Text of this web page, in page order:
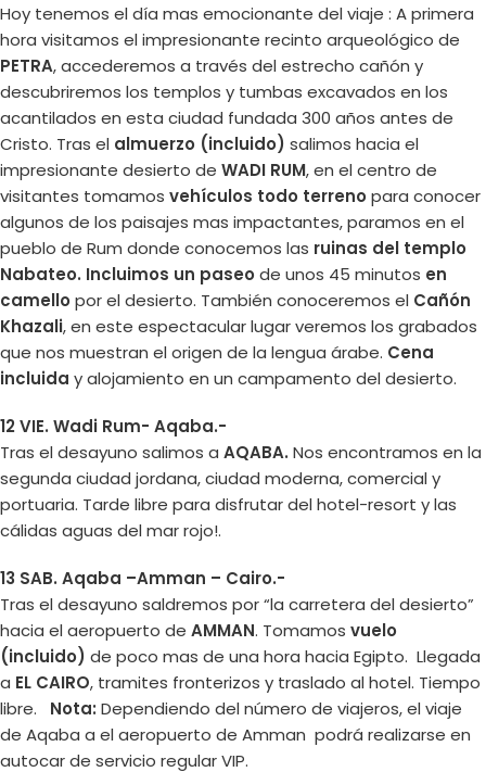
Hoy tenemos el día mas emocionante del viaje : A primera
hora visitamos el impresionante recinto arqueológico de
PETRA, accederemos a través del estrecho cañón y
descubriremos los templos y tumbas excavados en los
acantilados en esta ciudad fundada 300 años antes de
Cristo. Tras el almuerzo (incluido) salimos hacia el
impresionante desierto de WADI RUM, en el centro de
visitantes tomamos vehículos todo terreno para conocer
algunos de los paisajes mas impactantes, paramos en el
pueblo de Rum donde conocemos las ruinas del templo
Nabateo. Incluimos un paseo de unos 45 minutos en
camello por el desierto. También conoceremos el Cañón
Khazali, en este espectacular lugar veremos los grabados
que nos muestran el origen de la lengua árabe. Cena
incluida y alojamiento en un campamento del desierto.
12 VIE. Wadi Rum- Aqaba.-
Tras el desayuno salimos a AQABA. Nos encontramos en la
segunda ciudad jordana, ciudad moderna, comercial y
portuaria. Tarde libre para disfrutar del hotel-resort y las
cálidas aguas del mar rojo!.
13 SAB. Aqaba –Amman – Cairo.-
Tras el desayuno saldremos por “la carretera del desierto”
hacia el aeropuerto de AMMAN. Tomamos vuelo
(incluido) de poco mas de una hora hacia Egipto. Llegada
a EL CAIRO, tramites fronterizos y traslado al hotel. Tiempo
libre. Nota: Dependiendo del número de viajeros, el viaje
de Aqaba a el aeropuerto de Amman podrá realizarse en
autocar de servicio regular VIP.